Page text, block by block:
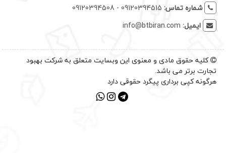
شماره تماس: 09120394515 - 09120394508
ایمیل: info@btbiran.com
کلیه حقوق مادی و معنوی این وبسایت متعلق به شرکت بهبود
تجارت برتر می باشد.
هرگونه کپی برداری پیگرد حقوقی دارد